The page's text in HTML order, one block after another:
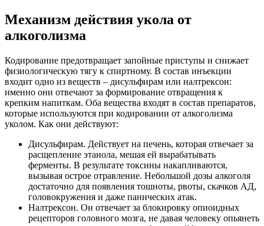
Механизм действия укола от
алкоголизма
Кодирование предотвращает запойные приступы и снижает
физиологическую тягу к спиртному. В состав инъекции
входит одно из веществ – дисульфирам или налтрексон:
именно они отвечают за формирование отвращения к
крепким напиткам. Оба вещества входят в состав препаратов,
которые используются при кодировании от алкоголизма
уколом. Как они действуют:
Дисульфирам. Действует на печень, которая отвечает за
расщепление этанола, мешая ей вырабатывать
ферменты. В результате токсины накапливаются,
вызывая острое отравление. Небольшой дозы алкоголя
достаточно для появления тошноты, рвоты, скачков АД,
головокружения и даже панических атак.
Налтрексон. Он отвечает за блокировку опиоидных
рецепторов головного мозга, не давая человеку опьянеть